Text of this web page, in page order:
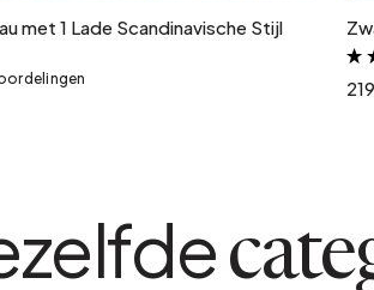
met 1 Lade Scandinavische Stijl